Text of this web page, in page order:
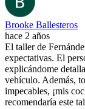
Brooke Ballesteros
hace 2 años
El taller de
expectativas. El
explicándome
vehículo. Además,
impecables, ¡mis
recomendaría este